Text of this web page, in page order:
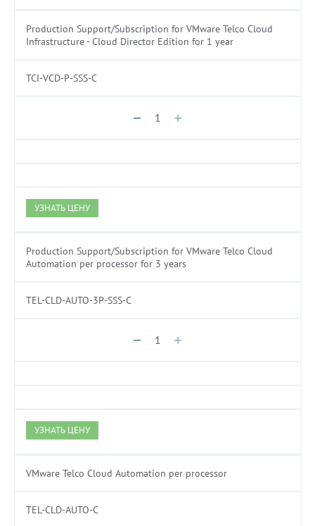
Production Support/Subscription for VMware Telco Cloud
Infrastructure - Cloud Director Edition for 1 year
TCI-VCD-P-SSS-C
УЗНАТЬ ЦЕНУ
Production Support/Subscription for VMware Telco Cloud
Automation per processor for 3 years
TEL-CLD-AUTO-3P-SSS-C
УЗНАТЬ ЦЕНУ
VMware Telco Cloud Automation per processor
TEL-CLD-AUTO-C